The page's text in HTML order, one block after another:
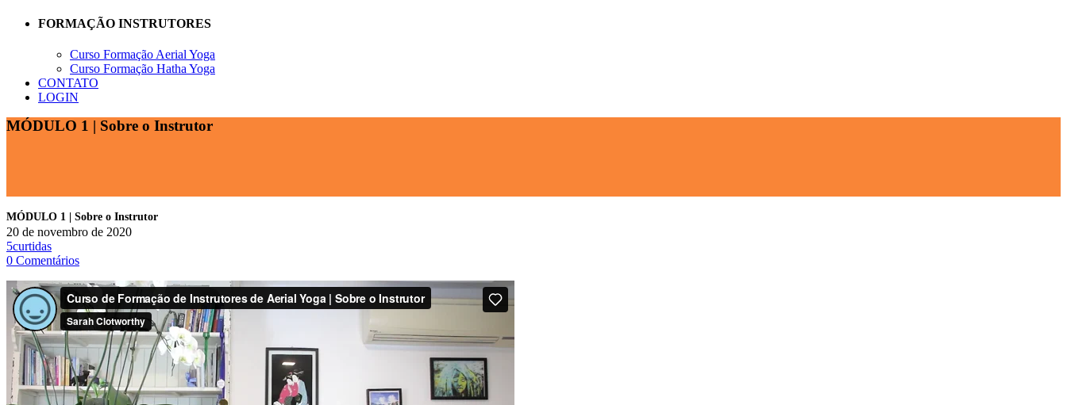
FORMAÇÃO INSTRUTORES
Curso Formação Aerial Yoga
Curso Formação Hatha Yoga
CONTATO
LOGIN
MÓDULO 1 | Sobre o Instrutor
MÓDULO 1 | Sobre o Instrutor
20 de novembro de 2020
5curtidas
0 Comentários